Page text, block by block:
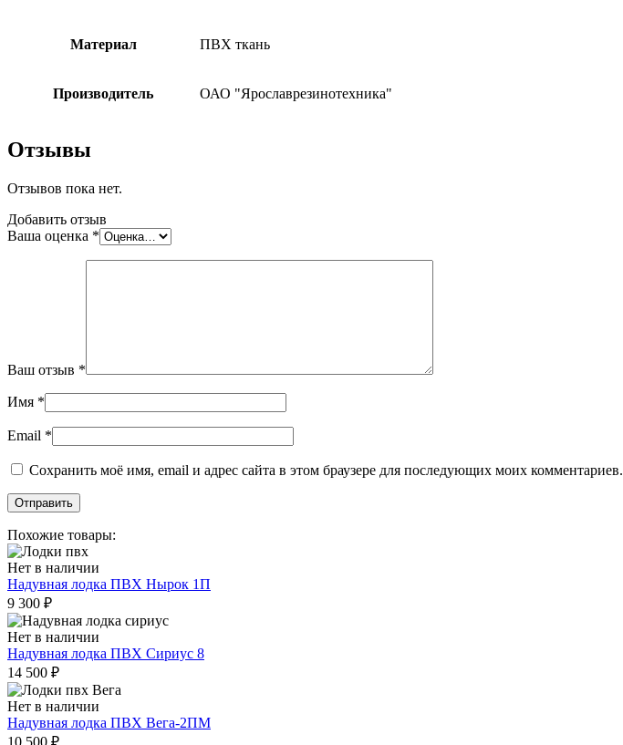
Материал ПВХ ткань
Производитель ОАО "Ярославрезинотехника"
Отзывы
Отзывов пока нет.
Добавить отзыв
Ваша оценка *
Ваш отзыв *
Имя *
Email *
Сохранить моё имя, email и адрес сайта в этом браузере для последующих моих комментариев.
Похожие товары:
Нет в наличии
Надувная лодка ПВХ Нырок 1П
9 300 ₽
Нет в наличии
Надувная лодка ПВХ Сириус 8
14 500 ₽
Нет в наличии
Надувная лодка ПВХ Вега-2ПМ
10 500 ₽